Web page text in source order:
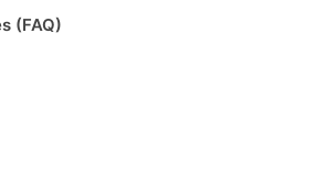
(FAQ)